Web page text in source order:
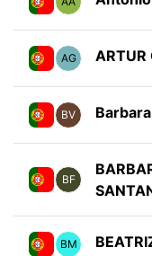
AG ARTUR
BV
BF
BM